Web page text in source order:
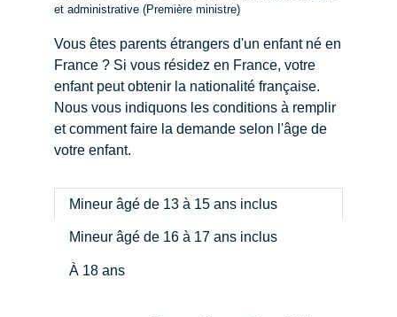
et administrative (Première ministre)
Vous êtes parents étrangers d'un enfant né en
France ? Si vous résidez en France, votre
enfant peut obtenir la nationalité française.
Nous vous indiquons les conditions à remplir
et comment faire la demande selon l'âge de
votre enfant.
Mineur âgé de 13 à 15 ans inclus
Mineur âgé de 16 à 17 ans inclus
À 18 ans